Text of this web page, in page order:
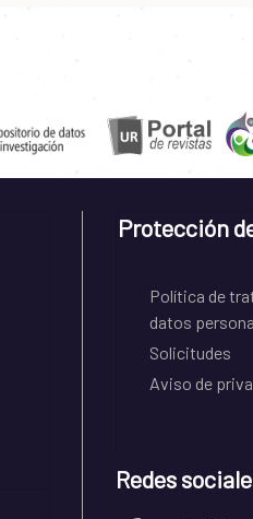
Protección
Política de
datos
Solicitudes
Aviso de
Redes